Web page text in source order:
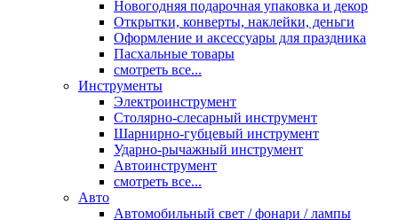
Новогодняя подарочная упаковка и декор
Открытки, конверты, наклейки, деньги
Оформление и аксессуары для праздника
Пасхальные товары
смотреть все...
Инструменты
Электроинструмент
Столярно-слесарный инструмент
Шарнирно-губцевый инструмент
Ударно-рычажный инструмент
Автоинструмент
смотреть все...
Авто
Автомобильный свет / фонари / лампы